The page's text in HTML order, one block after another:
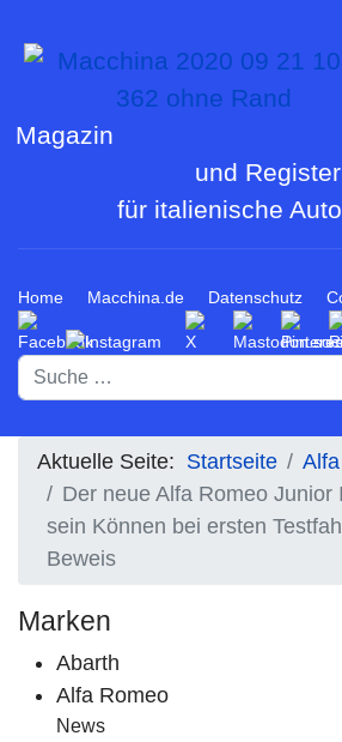
Magazin
und Register
für italienische
Home Macchina.de Datenschutz
Suchen
Aktuelle Seite: Startseite
Der neue Alfa Romeo Junior
sein Können bei ersten
Beweis
Marken
Abarth
Alfa Romeo
News